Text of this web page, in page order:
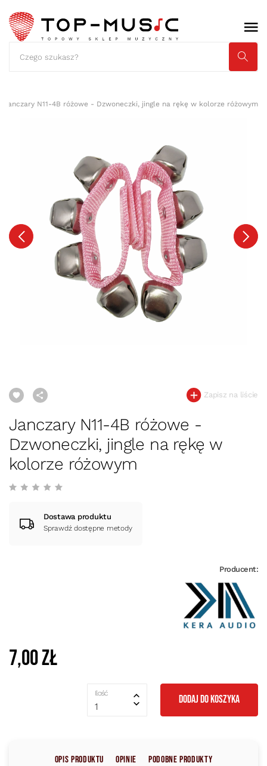
Janczary N11-4B różowe - Dzwoneczki, jingle na rękę w kolorze różowym
Zapisz na liście
Janczary N11-4B różowe -
Dzwoneczki, jingle na rękę w
kolorze różowym
Dostawa produktu
Sprawdź dostępne metody
Producent:
7,00 zł
Ilość
1
DODAJ DO KOSZYKA
Opis produktu Opinie Podobne produkty